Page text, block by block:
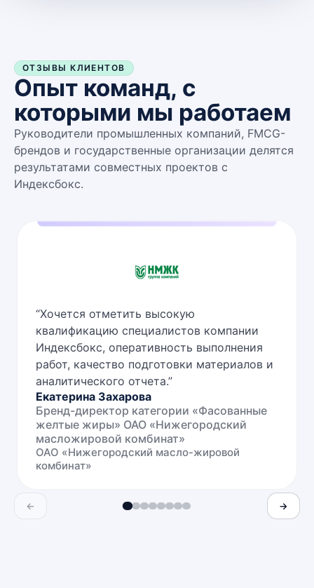
ОТЗЫВЫ КЛИЕНТОВ
Опыт команд, с
которыми мы работаем
Руководители промышленных компаний, FMCG-
брендов и государственные организации делятся
результатами совместных проектов с
Индексбокс.
“Хочется отметить высокую
квалификацию специалистов компании
Индексбокс, оперативность выполнения
работ, качество подготовки материалов и
аналитического отчета.”
Екатерина Захарова
Бренд-директор категории «Фасованные
желтые жиры» ОАО «Нижегородский
масложировой комбинат»
ОАО «Нижегородский масло-жировой
комбинат»
← →